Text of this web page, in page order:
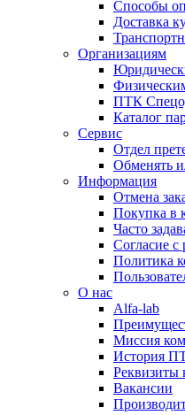
Способы
Доставка
Организациям
ПТК
Каталог
Сервис
Отдел
Обменять
Информация
Отмена
Покупка в
Часто
Согласие с
Политика
О нас
Alfa-lab
Миссия
История
Реквизиты
Вакансии